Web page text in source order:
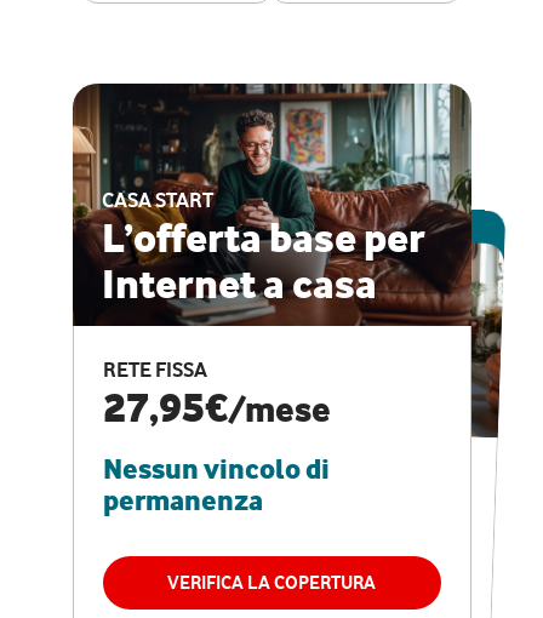
CASA START
L’offerta base per
Internet a casa
RETE FISSA
27,95€/mese
Nessun vincolo di
permanenza
VERIFICA LA COPERTURA
ESCLUSIVA ONLINE
CASA PRO
Internet veloce e
vantaggi speciali
RETE FISSA + VODAFONE CLUB
29,95€
permanenza